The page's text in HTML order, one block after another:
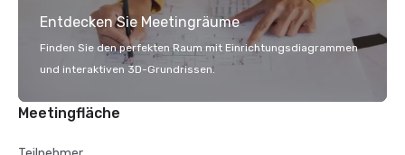
Entdecken Sie Meetingräume
Finden Sie den perfekten Raum mit Einrichtungsdiagrammen
und interaktiven 3D-Grundrissen.
Meetingfläche